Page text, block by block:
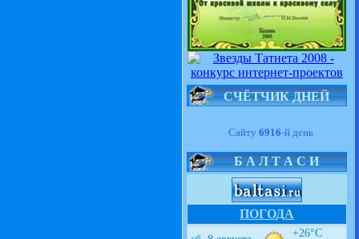
СЧЁТЧИК ДНЕЙ
Сайту 6916-й день
Б А Л Т А С И
ПОГОДА